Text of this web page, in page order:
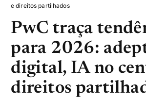
e direitos partilhados
PwC traça
para 2026:
digital, IA no
direitos